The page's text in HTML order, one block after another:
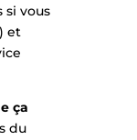
si vous
et
ça
du